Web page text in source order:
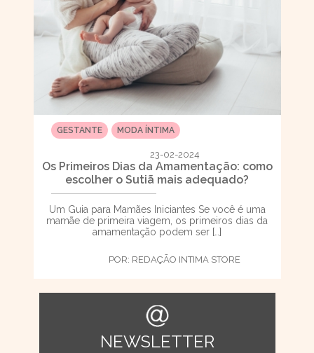
GESTANTE MODA ÍNTIMA
23-02-2024
Os Primeiros Dias da Amamentação: como
escolher o Sutiã mais adequado?
Um Guia para Mamães Iniciantes Se você é uma
mamãe de primeira viagem, os primeiros dias da
amamentação podem ser […]
POR: REDAÇÃO INTIMA STORE
NEWSLETTER